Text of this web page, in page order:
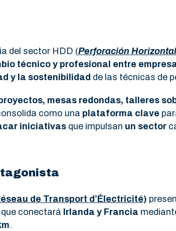
del sector HDD (Perforación
técnico y profesional entre
y la sostenibilidad de las técnicas de
mesas redondas, talleres
como una plataforma clave
iniciativas que impulsan un sector
de Transport d’Électricité)
conectará Irlanda y Francia
.